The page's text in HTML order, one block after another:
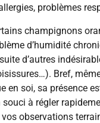
problèmes
champignons
d’humidité
d’autres
Bref,
en soi, sa présence
souci à régler
observations